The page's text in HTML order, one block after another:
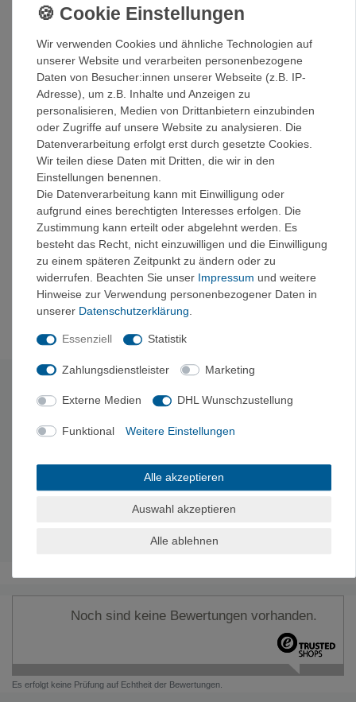
2012
Mammut airbag technology 3
Das Airbag System 3.0 ist ein verlässliches Airbagsystem,
das gleichzeitig so klein und leicht ist, dass du es weder auf
langen Skitouren noch beim Freeriden wirklich spürst.
Auslösesystem
Das Mammut-Airbagsystem verwendet keine
pyrotechnischen Komponenten.
Das System wird über einen Stahldraht ausgelöst.
AIRBAG-Überdurckventil
Das Mammut-Airbagsystem ist mit einem Überdruckventil
ausgestattet.
Unbeabsichtiges Auslösen
Die Kartusche ist vom Auslösesystem abgekoppelt. Ein
unbeabsichtigtes
Auslösen ist nicht möglich.
Technische Daten
Material:Kohlenstofffasern und Stahlauskleidung
Fülldruck (= Betriebsdruck):300 bar (= 4350 PSI)
0,25 l
Noch sind keine Bewertungen vorhanden.
Es erfolgt keine Prüfung auf Echtheit der Bewertungen.
Wir verwenden Cookies und ähnliche Technologien auf
unserer Website und verarbeiten personenbezogene
Daten von Besucher:innen unserer Webseite (z.B. IP-
Adresse), um z.B. Inhalte und Anzeigen zu
personalisieren, Medien von Drittanbietern einzubinden
oder Zugriffe auf unsere Website zu analysieren. Die
Datenverarbeitung erfolgt erst durch gesetzte Cookies.
Wir teilen diese Daten mit Dritten, die wir in den
Einstellungen benennen.
Die Datenverarbeitung kann mit Einwilligung oder
aufgrund eines berechtigten Interesses erfolgen. Die
Zustimmung kann erteilt oder abgelehnt werden. Es
besteht das Recht, nicht einzuwilligen und die Einwilligung
zu einem späteren Zeitpunkt zu ändern oder zu
widerrufen. Beachten Sie unser Impressum und weitere
Hinweise zur Verwendung personenbezogener Daten in
unserer Daten­schutz­erklärung.
Essenziell Statistik
Zahlungsdienstleister Marketing
Externe Medien DHL Wunschzustellung
Funktional Weitere Einstellungen
Alle akzeptieren
Auswahl akzeptieren
Alle ablehnen